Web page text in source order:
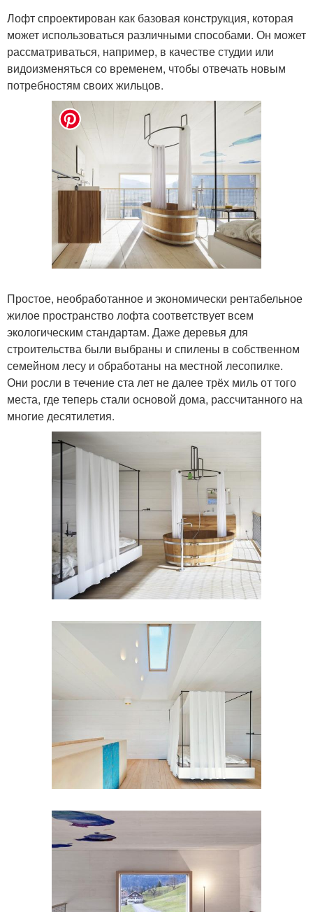
Лофт спроектирован как базовая конструкция, которая
может использоваться различными способами. Он может
рассматриваться, например, в качестве студии или
видоизменяться со временем, чтобы отвечать новым
потребностям своих жильцов.
Простое, необработанное и экономически рентабельное
жилое пространство лофта соответствует всем
экологическим стандартам. Даже деревья для
строительства были выбраны и спилены в собственном
семейном лесу и обработаны на местной лесопилке.
Они росли в течение ста лет не далее трёх миль от того
места, где теперь стали основой дома, рассчитанного на
многие десятилетия.